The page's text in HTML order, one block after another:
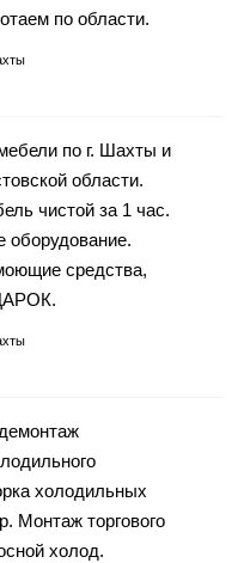
по области.
по г. Шахты и
области.
чистой за 1 час.
оборудование.
средства,
холодильных
Монтаж торгового
холод.